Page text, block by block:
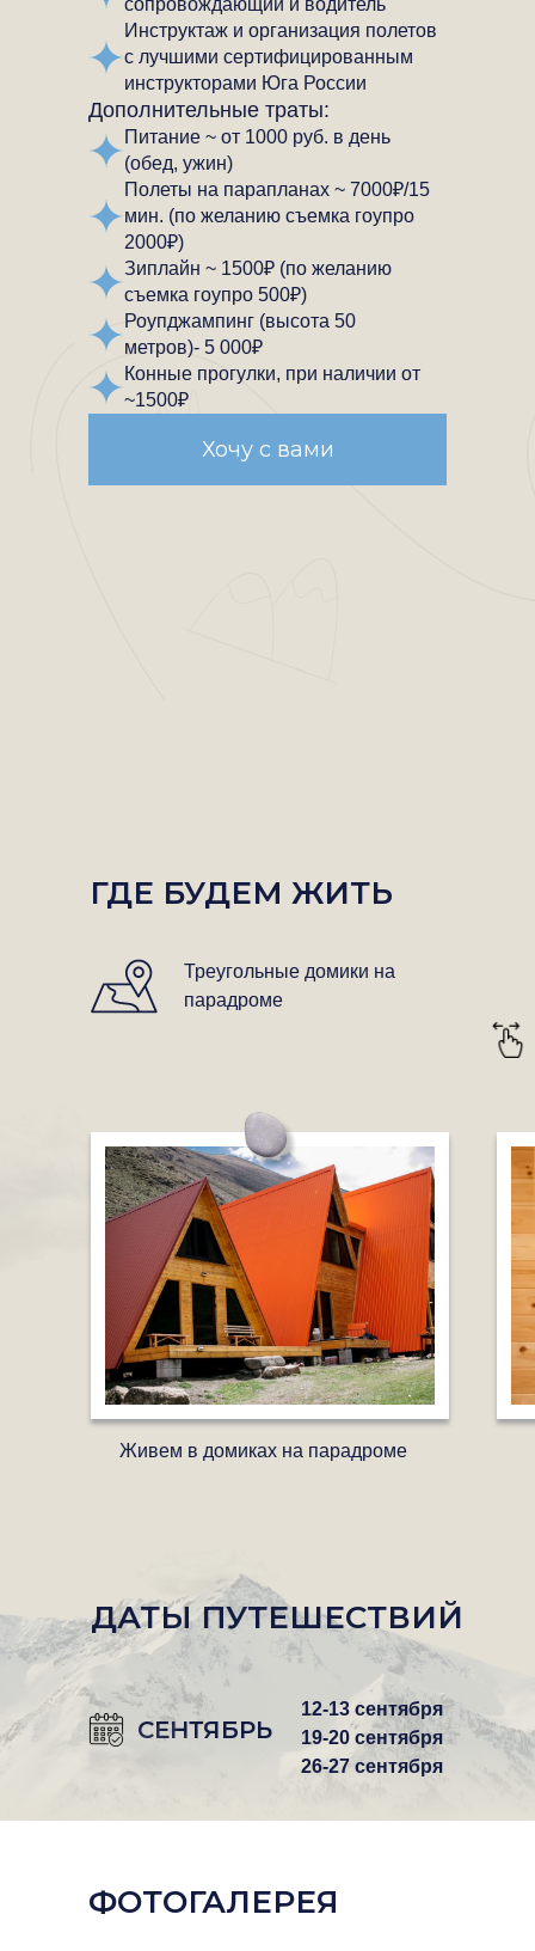
сопровождающий и водитель
Инструктаж и организация полетов
с лучшими сертифицированным
инструкторами Юга России
Дополнительные траты:
Питание ~ от 1000 руб. в день
(обед, ужин)
Полеты на парапланах ~ 7000₽/15
мин. (по желанию съемка гоупро
2000₽)
Зиплайн ~ 1500₽ (по желанию
съемка гоупро 500₽)
Роупджампинг (высота 50
метров)- 5 000₽
Конные прогулки, при наличии от
~1500₽
Хочу с вами
ГДЕ БУДЕМ ЖИТЬ
Треугольные домики на
парадроме
Живем в домиках на парадроме
ДАТЫ ПУТЕШЕСТВИЙ
СЕНТЯБРЬ
12-13 сентября
19-20 сентября
26-27 сентября
ФОТОГАЛЕРЕЯ